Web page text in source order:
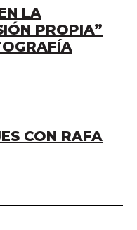
LA
PROPIA”
CON RAFA